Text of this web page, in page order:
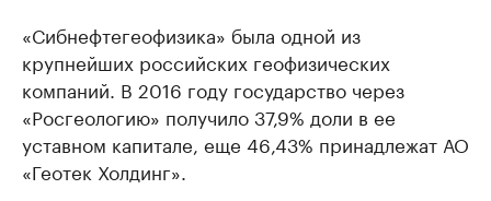
«Сибнефтегеофизика» была одной из
крупнейших российских геофизических
компаний. В 2016 году государство через
«Росгеологию» получило 37,9% доли в ее
уставном капитале, еще 46,43% принадлежат АО
«Геотек Холдинг».